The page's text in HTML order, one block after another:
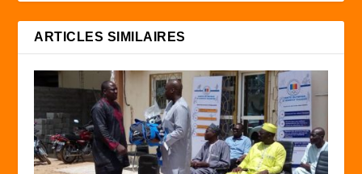
ARTICLES SIMILAIRES